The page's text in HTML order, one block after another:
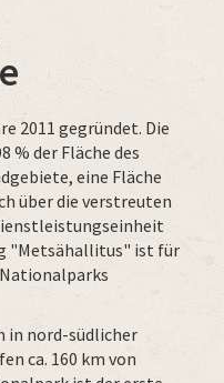
2011 gegründet. Die
% der Fläche des
eine Fläche
über die verstreuten
"Metsähallitus" ist für
in nord-südlicher
ca. 160 km von